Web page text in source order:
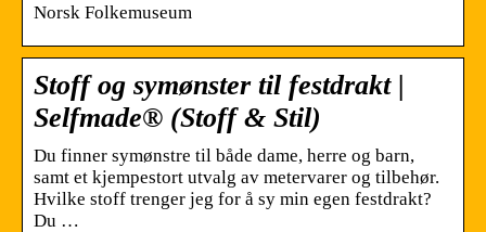
Norsk Folkemuseum
Stoff og symønster til festdrakt |
Selfmade® (Stoff & Stil)
Du finner symønstre til både dame, herre og barn,
samt et kjempestort utvalg av metervarer og tilbehør.
Hvilke stoff trenger jeg for å sy min egen festdrakt?
Du …